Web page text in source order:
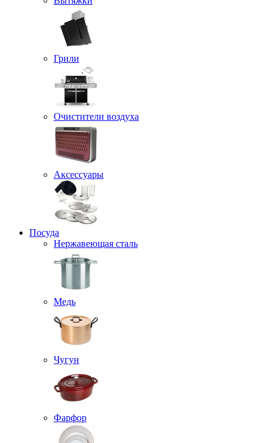
Грили
Очистители воздуха
Аксессуары
Посуда
Нержавеющая сталь
Медь
Чугун
Фарфор